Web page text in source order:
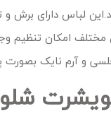
امکان تنظیم
و آرم نایک بصورت